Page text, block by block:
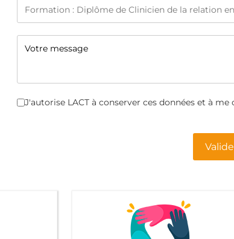
Cases à cocher*
J'autorise LACT à conserver ces données et à me